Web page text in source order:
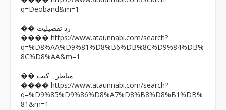
q=Deoband&m=1
�� رد تفضیلیت
���� https://www.ataunnabi.com/search?
q=%D8%AA%D9%81%D8%B6%DB%8C%D9%84%DB%
8C%D8%AA&m=1
�� مناظرہ کتب
���� https://www.ataunnabi.com/search?
q=%D9%85%D9%86%D8%A7%D8%B8%D8%B1%DB%
81&m=1